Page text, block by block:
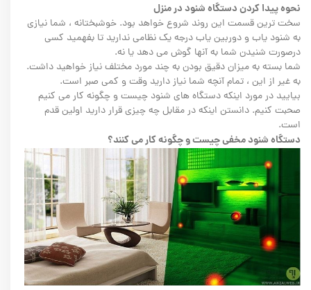
نحوه پيدا كردن دستگاه شنود در منزل
سخت ترین قسمت این روند شروع خواهد بود. خوشبختانه ، شما نیازی
به شنود یاب و دوربین یاب درجه یک نظامی ندارید تا بفهمید کسی
درصورت شنیدن شما به آنها گوش می دهد یا نه.
شما بسته به میزان دقیق بودن به چند مورد مختلف نیاز خواهید داشت.
به غیر از این ، تمام آنچه شما نیاز دارید وقت و کمی صبر است.
بیایید در مورد اینکه دستگاه های شنود چیست و چگونه کار می کنیم
صحبت کنیم. دانستن اینکه در مقابل چه چیزی قرار دارید اولین قدم
است.
دستگاه شنود مخفی چیست و چگونه کار می کنند؟